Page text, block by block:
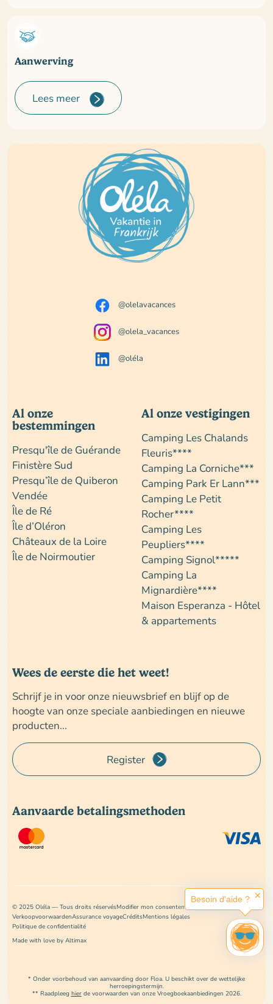
Boek uw vakantie
Aanwerving
Lees meer
@olelavacances
@olela_vacances
@oléla
Al onze
bestemmingen
Presqu'île de Guérande
Finistère Sud
Presqu’île de Quiberon
Vendée
Île de Ré
Île d’Oléron
Châteaux de la Loire
Île de Noirmoutier
Al onze vestigingen
Camping Les Chalands
Fleuris****
Camping La Corniche***
Camping Park Er Lann***
Camping Le Petit
Rocher****
Camping Les
Peupliers****
Camping Signol*****
Camping La
Mignardière****
Maison Esperanza - Hôtel
& appartements
Wees de eerste die het weet!
Schrijf je in voor onze nieuwsbrief en blijf op de
hoogte van onze speciale aanbiedingen en nieuwe
producten...
Register
Aanvaarde betalingsmethoden
© 2025 Oléla — Tous droits réservésModifier mon consentement
VerkoopvoorwaardenAssurance voyageCréditsMentions légales
Politique de confidentialité
Made with love by Altimax
* Onder voorbehoud van aanvaarding door Floa. U beschikt over de wettelijke
herroepingstermijn.
** Raadpleeg hierde voorwaarden van onze Vroegboekaanbiedingen 2026.
Besoin d'aide ? ✕